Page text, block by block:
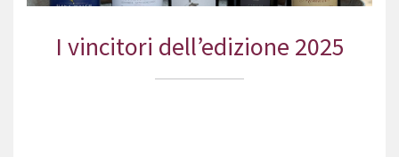
I vincitori dell’edizione 2025